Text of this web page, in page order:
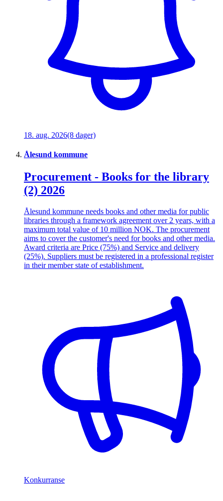
18. aug. 2026(8 dager)
Ålesund kommune
Procurement - Books for the library
(2) 2026
Ålesund kommune needs books and other media for public
libraries through a framework agreement over 2 years, with a
maximum total value of 10 million NOK. The procurement
aims to cover the customer's need for books and other media.
Award criteria are Price (75%) and Service and delivery
(25%). Suppliers must be registered in a professional register
in their member state of establishment.
Konkurranse